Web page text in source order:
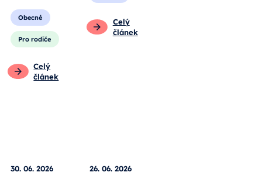
Obecné
Pro rodiče
Celý
článek
Celý
článek
30. 06. 2026 26. 06. 2026